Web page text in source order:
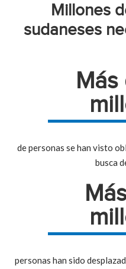
Millones
sudaneses
de personas se han visto
busca
personas han sido